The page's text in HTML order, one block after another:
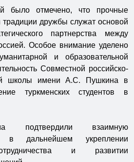
было отмечено, что прочные
традиции дружбы служат основой
партнерства между
Особое внимание уделено
и образовательной
Совместной российско-
школы имени А.С. Пушкина в
туркменских студентов в
подтвердили взаимную
в дальнейшем укреплении
и развитии